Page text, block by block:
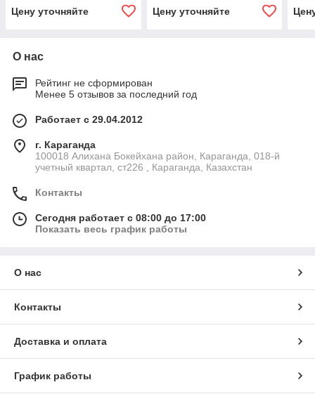
Цену уточняйте Цену уточняйте
О нас
Рейтинг не сформирован
Менее 5 отзывов за последний год
Работает с 29.04.2012
г. Караганда
100018 Алихана Бокейхана район, Караганда, 018-й
учетный квартал, ст226 , Караганда, Казахстан
Контакты
Сегодня работает с 08:00 до 17:00
Показать весь график работы
О нас
Контакты
Доставка и оплата
График работы